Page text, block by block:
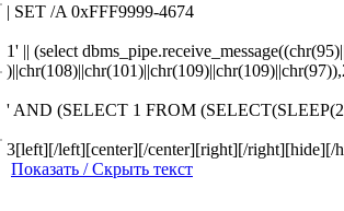
| SET /A 0xFFF9999-4674
1' || (select
' AND (SELECT 1 FROM
3[left][/left][center][/center][right][/right][hide][/
Показать / Скрыть текст